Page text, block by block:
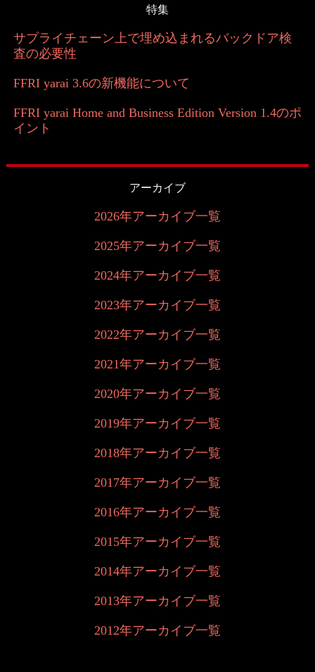
特集
サプライチェーン上で埋め込まれるバックドア検
査の必要性
FFRI yarai 3.6の新機能について
FFRI yarai Home and Business Edition Version 1.4のポ
イント
アーカイブ
2026年アーカイブ一覧
2025年アーカイブ一覧
2024年アーカイブ一覧
2023年アーカイブ一覧
2022年アーカイブ一覧
2021年アーカイブ一覧
2020年アーカイブ一覧
2019年アーカイブ一覧
2018年アーカイブ一覧
2017年アーカイブ一覧
2016年アーカイブ一覧
2015年アーカイブ一覧
2014年アーカイブ一覧
2013年アーカイブ一覧
2012年アーカイブ一覧